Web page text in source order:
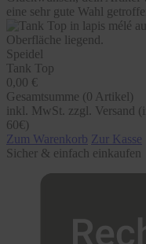
eine sehr gute Wahl
Speidel
Tank Top
0,00 €
Gesamtsumme (0 Artikel)
inkl. MwSt. zzgl. Versand
60€)
Zum Warenkorb Zur Kasse
Sicher & einfach einkaufen